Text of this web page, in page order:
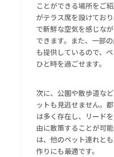
ことができる場所をご
がテラス席を設けてお
で新鮮な空気を感じな
できます。また、一部
も提供しているので、
ひと時を過ごせます。
次に、公園や散歩道な
ットも見逃せません。
は多く存在し、リード
由に散策することが可
は、他のペット連れと
作りにも最適です。